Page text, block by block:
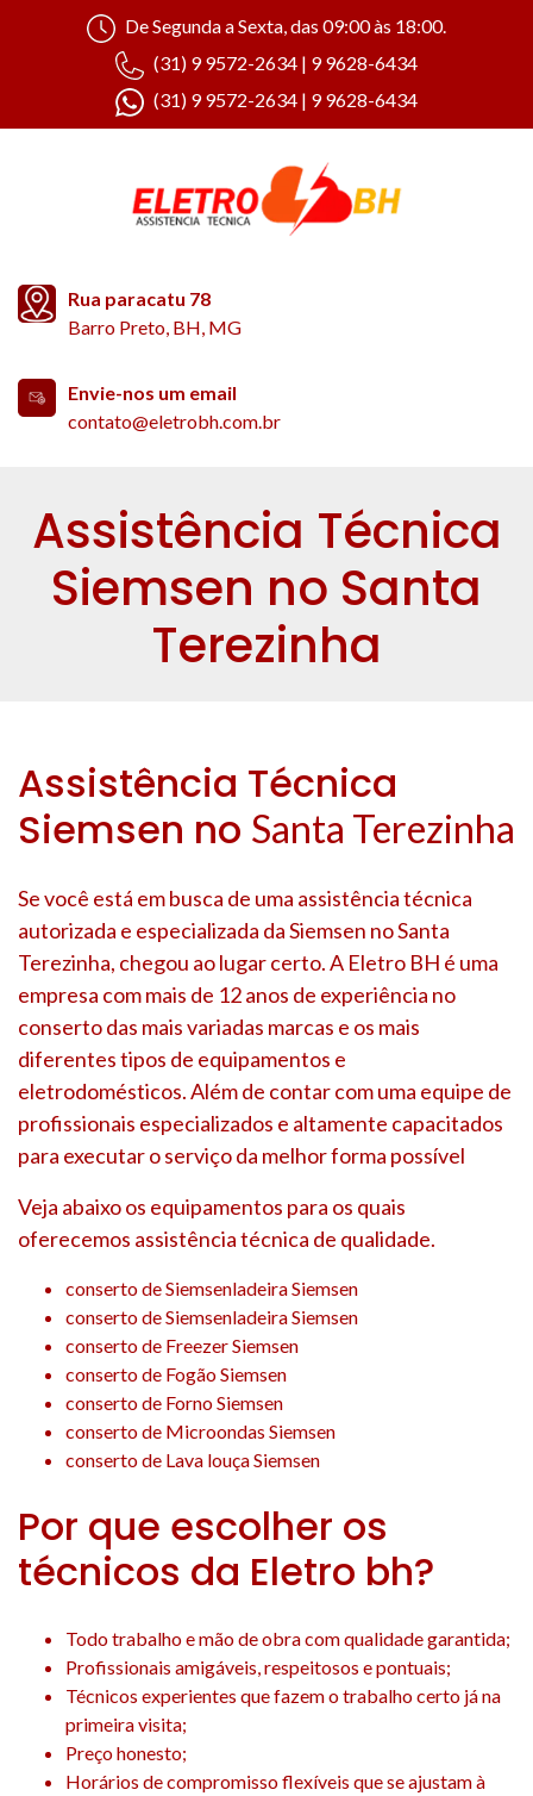
De Segunda a Sexta, das 09:00 às 18:00.
(31) 9 9572-2634 | 9 9628-6434
(31) 9 9572-2634 | 9 9628-6434
Rua paracatu 78
Barro Preto, BH, MG
Envie-nos um email
contato@eletrobh.com.br
Assistência Técnica
Siemsen no Santa
Terezinha
Assistência Técnica
Siemsen no Santa Terezinha
Se você está em busca de uma assistência técnica
autorizada e especializada da Siemsen noSanta
Terezinha, chegou ao lugar certo. A Eletro BH é uma
empresa com mais de 12 anos de experiência no
conserto das mais variadas marcas e os mais
diferentes tipos de equipamentos e
eletrodomésticos. Além de contar com uma equipe de
profissionais especializados e altamente capacitados
para executar o serviço da melhor forma possível
Veja abaixo os equipamentos para os quais
oferecemos assistência técnica de qualidade.
conserto de Siemsenladeira Siemsen
conserto de Siemsenladeira Siemsen
conserto de Freezer Siemsen
conserto de Fogão Siemsen
conserto de Forno Siemsen
conserto de Microondas Siemsen
conserto de Lava louça Siemsen
Por que escolher os
técnicos da Eletro bh?
Todo trabalho e mão de obra com qualidade garantida;
Profissionais amigáveis, respeitosos e pontuais;
Técnicos experientes que fazem o trabalho certo já na
primeira visita;
Preço honesto;
Horários de compromisso flexíveis que se ajustam à